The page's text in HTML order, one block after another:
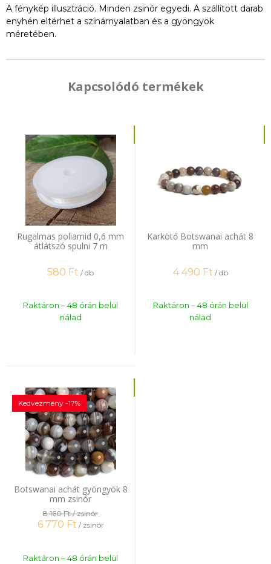
A fénykép illusztráció. Minden zsinór egyedi. A szállított darab
enyhén eltérhet a színárnyalatban és a gyöngyök
méretében.
Kapcsolódó termékek
Rugalmas poliamid 0,6 mm
átlátszó spulni 7 m
580 Ft / db
Raktáron – 48 órán belül
nálad
Karkötő Botswanai achát 8
mm
4 490 Ft / db
Raktáron – 48 órán belül
nálad
Botswanai achát gyöngyök 8
mm zsinór
Kedvezmény -17%
8 160 Ft/ zsinór
6 770 Ft / zsinór
Raktáron – 48 órán belül